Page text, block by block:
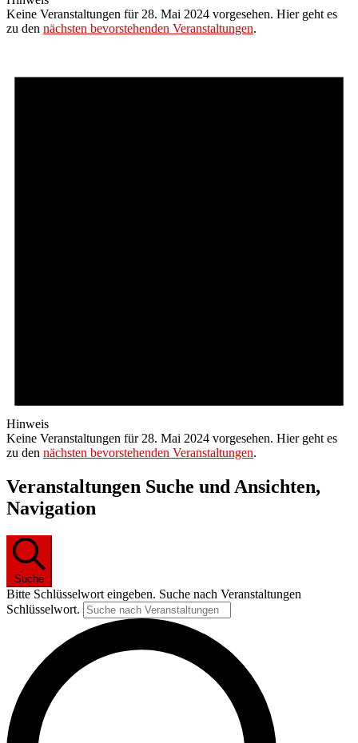
Keine Veranstaltungen für 28. Mai 2024 vorgesehen. Hier geht es
zu den nächsten bevorstehenden Veranstaltungen.
Hinweis
Keine Veranstaltungen für 28. Mai 2024 vorgesehen. Hier geht es
zu den nächsten bevorstehenden Veranstaltungen.
Veranstaltungen Suche und Ansichten,
Navigation
Suche
Bitte Schlüsselwort eingeben. Suche nach Veranstaltungen
Schlüsselwort.